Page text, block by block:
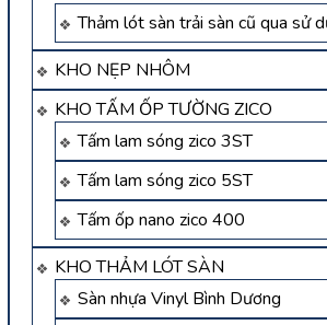
Thảm lót sàn trải sàn cũ qua sử
KHO NẸP NHÔM
KHO TẤM ỐP TƯỜNG ZICO
Tấm lam sóng zico 3ST
Tấm lam sóng zico 5ST
Tấm ốp nano zico 400
KHO THẢM LÓT SÀN
Sàn nhựa Vinyl Bình Dương